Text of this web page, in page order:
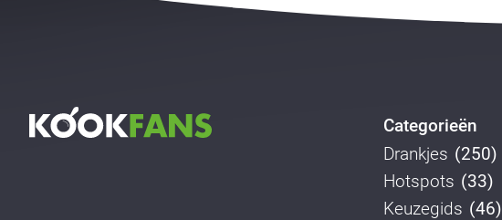
Categorieën
Drankjes (250)
Hotspots (33)
Keuzegids (46)